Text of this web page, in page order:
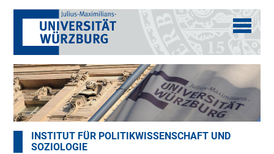
INSTITUT FÜR POLITIKWISSENSCHAFT UND
SOZIOLOGIE